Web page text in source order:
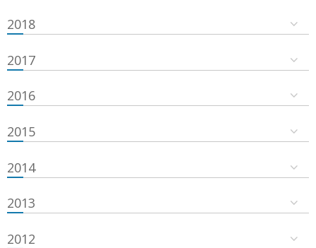
2018
2017
2016
2015
2014
2013
2012